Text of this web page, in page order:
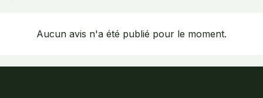
Aucun avis n'a été publié pour le moment.